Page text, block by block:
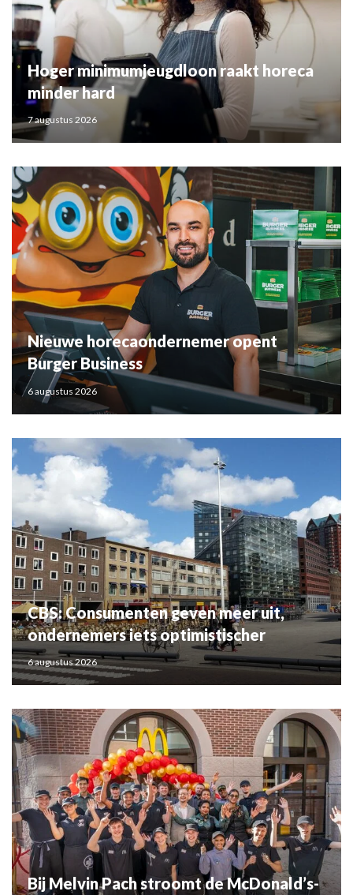
Hoger minimumjeugdloon raakt horeca
minder hard
7 augustus 2026
Nieuwe horecaondernemer opent
Burger Business
6 augustus 2026
CBS: Consumenten geven meer uit,
ondernemers iets optimistischer
6 augustus 2026
Bij Melvin Pach stroomt de McDonald’s-